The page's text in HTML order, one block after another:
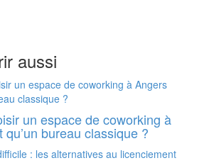
aussi
un espace de coworking à
bureau classique ?